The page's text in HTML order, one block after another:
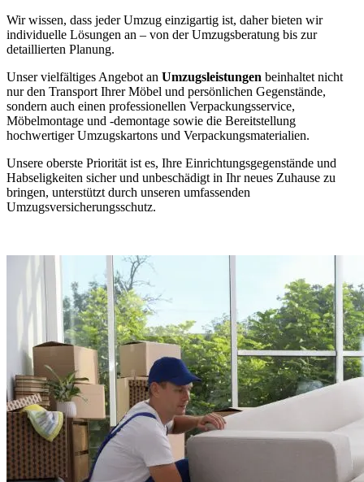
Wir wissen, dass jeder Umzug einzigartig ist, daher bieten wir
individuelle Lösungen an – von der Umzugsberatung bis zur
detaillierten Planung.
Unser vielfältiges Angebot an Umzugsleistungen beinhaltet nicht
nur den Transport Ihrer Möbel und persönlichen Gegenstände,
sondern auch einen professionellen Verpackungsservice,
Möbelmontage und -demontage sowie die Bereitstellung
hochwertiger Umzugskartons und Verpackungsmaterialien.
Unsere oberste Priorität ist es, Ihre Einrichtungsgegenstände und
Habseligkeiten sicher und unbeschädigt in Ihr neues Zuhause zu
bringen, unterstützt durch unseren umfassenden
Umzugsversicherungsschutz.